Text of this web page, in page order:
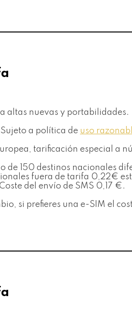
altas nuevas y portabilidades.
a política de uso
tarificación especial a
de 150 destinos nacionales
fuera de tarifa 0,22€
del envío de SMS 0,17 €.
si prefieres una e-SIM el